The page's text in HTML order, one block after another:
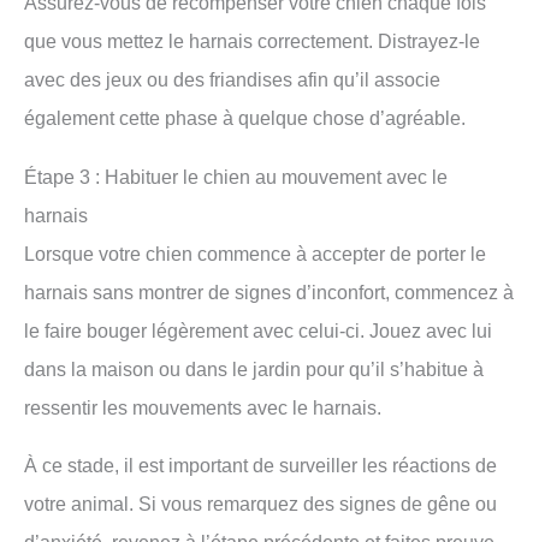
que vous mettez le harnais correctement. Distrayez-le
avec des jeux ou des friandises afin qu’il associe
également cette phase à quelque chose d’agréable.
Étape 3 : Habituer le chien au mouvement avec le
harnais
Lorsque votre chien commence à accepter de porter le
harnais sans montrer de signes d’inconfort, commencez à
le faire bouger légèrement avec celui-ci. Jouez avec lui
dans la maison ou dans le jardin pour qu’il s’habitue à
ressentir les mouvements avec le harnais.
À ce stade, il est important de surveiller les réactions de
votre animal. Si vous remarquez des signes de gêne ou